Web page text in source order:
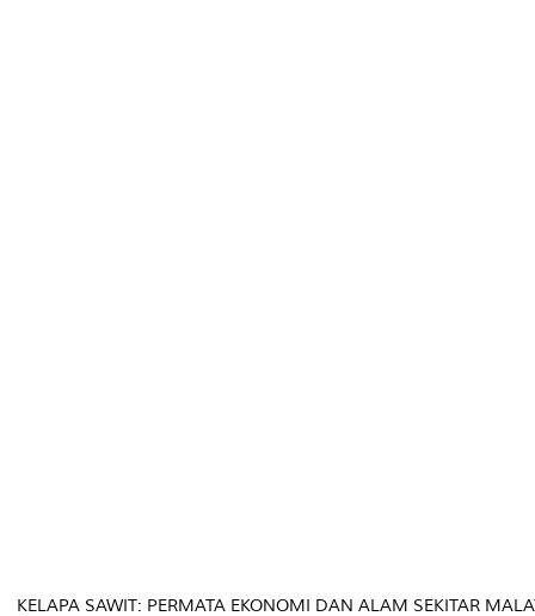
KELAPA SAWIT: PERMATA EKONOMI DAN ALAM SEKITAR